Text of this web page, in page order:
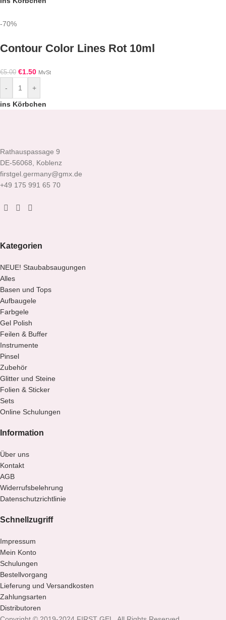
-70%
Contour Color Lines Rot 10ml
€5.00 €1.50 MvSt
-
+
ins Körbchen
Rathauspassage 9
DE-56068, Koblenz
firstgel.germany@gmx.de
+49 175 991 65 70
Kategorien
NEUE! Staubabsaugungen
Alles
Basen und Tops
Aufbaugele
Farbgele
Gel Polish
Feilen & Buffer
Instrumente
Pinsel
Zubehör
Glitter und Steine
Folien & Sticker
Sets
Online Schulungen
Information
Über uns
Kontakt
AGB
Widerrufsbelehrung
Datenschutzrichtlinie
Schnellzugriff
Impressum
Mein Konto
Schulungen
Bestellvorgang
Lieferung und Versandkosten
Zahlungsarten
Distributoren